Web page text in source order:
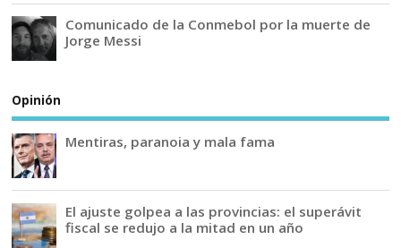
Comunicado de la Conmebol por la muerte de
Jorge Messi
Opinión
Mentiras, paranoia y mala fama
El ajuste golpea a las provincias: el superávit
fiscal se redujo a la mitad en un año